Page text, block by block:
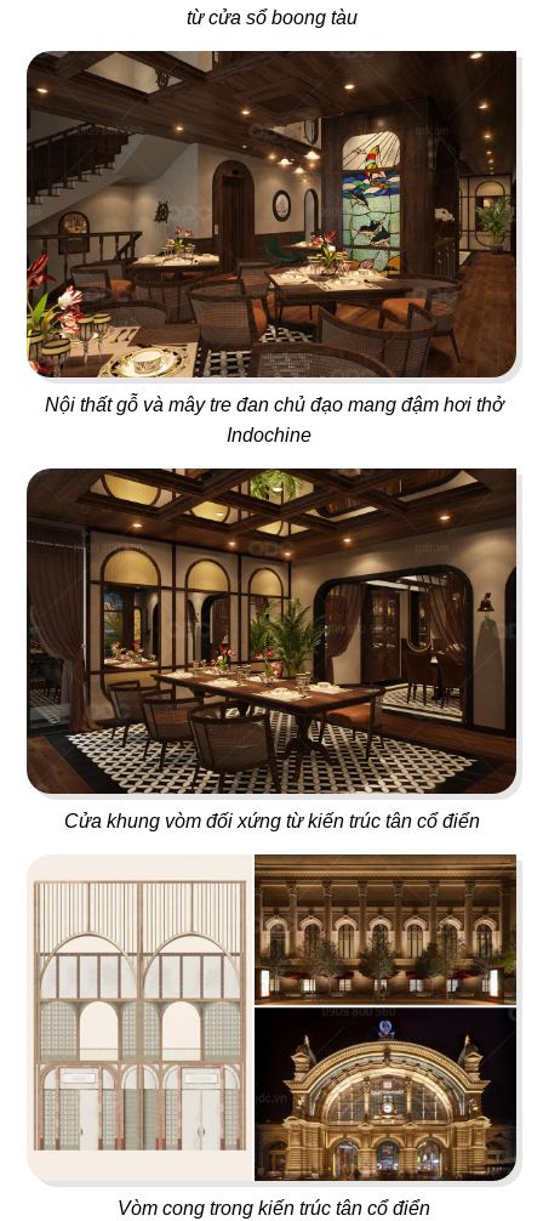
từ cửa sổ boong tàu
Nội thất gỗ và mây tre đan chủ đạo mang đậm hơi thở
Indochine
Cửa khung vòm đối xứng từ kiến trúc tân cổ điển
Vòm cong trong kiến trúc tân cổ điển
15
TEXAS
Nhà hàng
16
BABOON
Nightclub
17
5 SAO
18
667 BISTRO
Rooftop
19
T COFFEE
Cafe
20
BUFFET SUSHI
Nhà hàng Nhật
21
HIKARI
Nhà hàng Nhật
22
MYUNG TAE MYUNG GA
Nhà hàng Hàn
23
NO NÊ
Nhà hàng Âu
24
HOÀNG NGỌC
Beach Bar